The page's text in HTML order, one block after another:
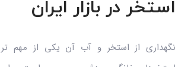
در بازار ایران
از استخر و آب آن یکی از مهم